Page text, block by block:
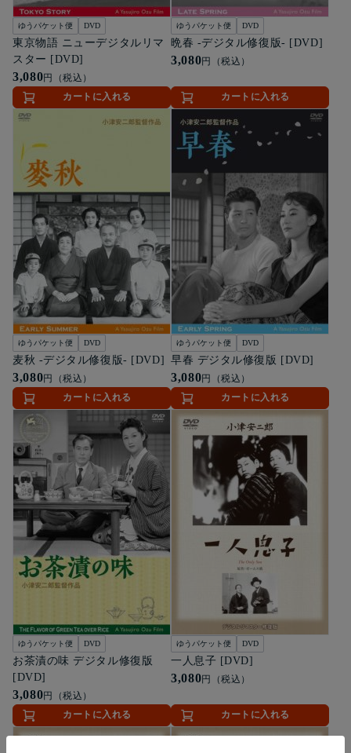
ゆうパケット便 DVD
東京物語 ニューデジタルリマ
スター [DVD]
3,080円（税込）
カートに入れる
ゆうパケット便 DVD
晩春 -デジタル修復版- [DVD]
3,080円（税込）
カートに入れる
ゆうパケット便 DVD
麦秋 -デジタル修復版- [DVD]
3,080円（税込）
カートに入れる
ゆうパケット便 DVD
早春 デジタル修復版 [DVD]
3,080円（税込）
カートに入れる
ゆうパケット便 DVD
お茶漬の味 デジタル修復版
[DVD]
3,080円（税込）
カートに入れる
ゆうパケット便 DVD
一人息子 [DVD]
3,080円（税込）
カートに入れる